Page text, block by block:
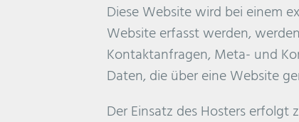
Diese Website wird bei einem
Website erfasst werden,
Kontaktanfragen, Meta- und
Daten, die über eine Website
Der Einsatz des Hosters